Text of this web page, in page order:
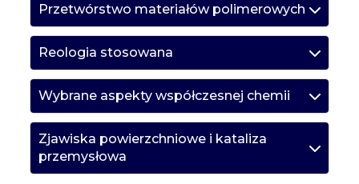
Przetwórstwo materiałów polimerowych
Reologia stosowana
Wybrane aspekty współczesnej chemii
Zjawiska powierzchniowe i kataliza
przemysłowa